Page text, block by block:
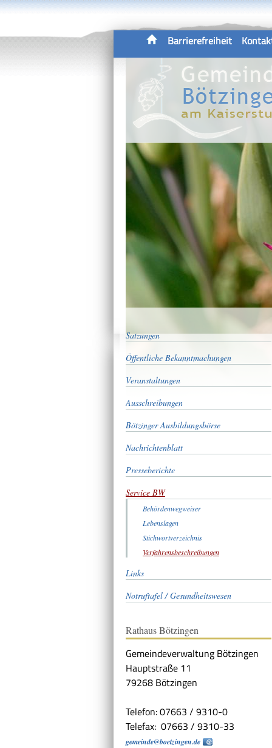
Barrierefreiheit
Satzungen
Öffentliche Bekanntmachungen
Veranstaltungen
Ausschreibungen
Bötzinger Ausbildungsbörse
Nachrichtenblatt
Presseberichte
Service BW
Behördenwegweiser
Lebenslagen
Stichwortverzeichnis
Verfahrensbeschreibungen
Links
Notruftafel / Gesundheitswesen
Rathaus Bötzingen
Gemeindeverwaltung Bötzingen
Hauptstraße 11
79268 Bötzingen
Telefon: 07663 / 9310-0
Telefax: 07663 / 9310-33
gemeinde@boetzingen.de